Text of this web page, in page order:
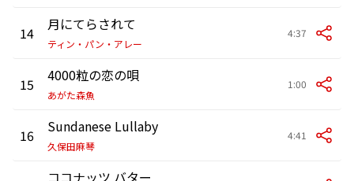
14 月にてらされて
ティン・パン・アレー
4:37
15 4000粒の恋の唄
あがた森魚
1:00
16 Sundanese Lullaby
久保田麻琴
4:41
ココナッツ バター